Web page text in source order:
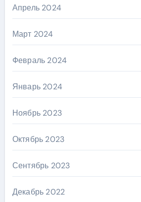
Апрель 2024
Март 2024
Февраль 2024
Январь 2024
Ноябрь 2023
Октябрь 2023
Сентябрь 2023
Декабрь 2022